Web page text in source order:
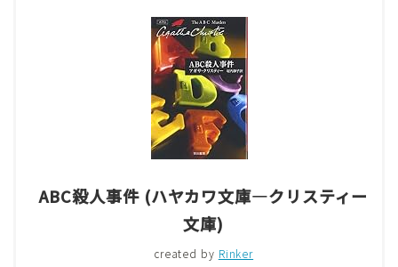
Evaluation
読書をより楽しむ Good Reading
ABC殺人事件 (ハヤカワ文庫―クリスティー
文庫)
created by Rinker